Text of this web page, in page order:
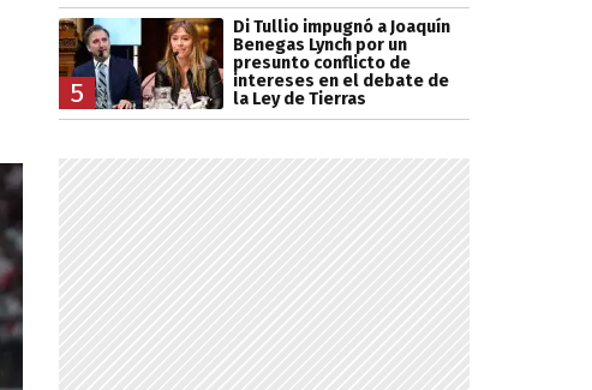
5
Di Tullio impugnó a Joaquín
Benegas Lynch por un
presunto conflicto de
intereses en el debate de
la Ley de Tierras